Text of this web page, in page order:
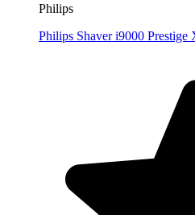
Philips
Philips Shaver i9000